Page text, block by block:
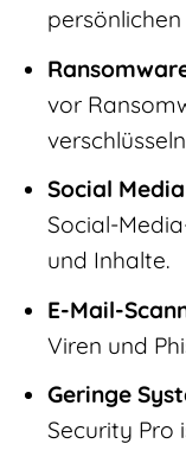
vor
Social
Social-
und Inhalte.
E-Mail-
Viren und
Geringe
Security Pro